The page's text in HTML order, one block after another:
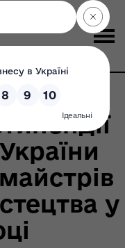
Президента
у